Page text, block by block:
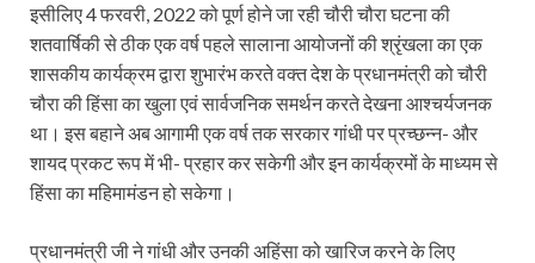
इसीलिए 4 फरवरी, 2022 को पूर्ण होने जा रही चौरी चौरा घटना की
शतवार्षिकी से ठीक एक वर्ष पहले सालाना आयोजनों की श्रृंखला का एक
शासकीय कार्यक्रम द्वारा शुभारंभ करते वक्‍त देश के प्रधानमंत्री को चौरी
चौरा की हिंसा का खुला एवं सार्वजनिक समर्थन करते देखना आश्चर्यजनक
था। इस बहाने अब आगामी एक वर्ष तक सरकार गांधी पर प्रच्छन्न- और
शायद प्रकट रूप में भी- प्रहार कर सकेगी और इन कार्यक्रमों के माध्यम से
हिंसा का महिमामंडन हो सकेगा।
प्रधानमंत्री जी ने गांधी और उनकी अहिंसा को खारिज करने के लिए